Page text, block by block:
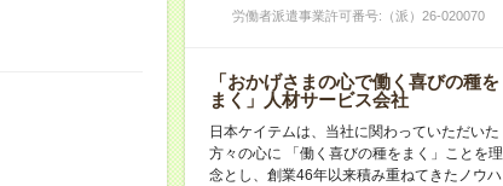
労働者派遣事業許可番号:（派）26-020070
「おかげさまの心で働く喜びの種を
まく」人材サービス会社
日本ケイテムは、当社に関わっていただいた
方々の心に 「働く喜びの種をまく」ことを理
念とし、創業46年以来積み重ねてきたノウハ